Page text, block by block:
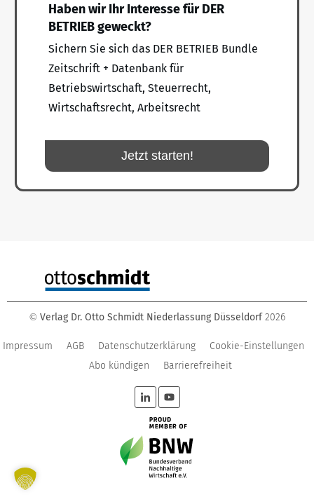
Haben wir Ihr Interesse für DER
BETRIEB geweckt?
Sichern Sie sich das DER BETRIEB Bundle
Zeitschrift + Datenbank für
Betriebswirtschaft, Steuerrecht,
Wirtschaftsrecht, Arbeitsrecht
Jetzt starten!
© Verlag Dr. Otto Schmidt Niederlassung Düsseldorf 2026
Impressum AGB Datenschutzerklärung
Cookie-Einstellungen
Abo kündigen
Barrierefreiheit